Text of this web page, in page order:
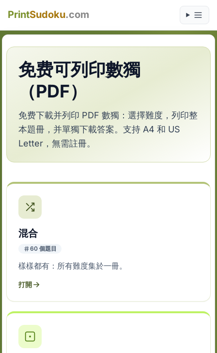
PrintSudoku.com
免费可列印數獨
（PDF）
免费下載并列印 PDF 數獨：選擇難度，列印整
本題冊，并單獨下載答案。支持 A4 和 US
Letter，無需註冊。
混合
60 個題目
樣樣都有：所有難度集於一冊。
打開